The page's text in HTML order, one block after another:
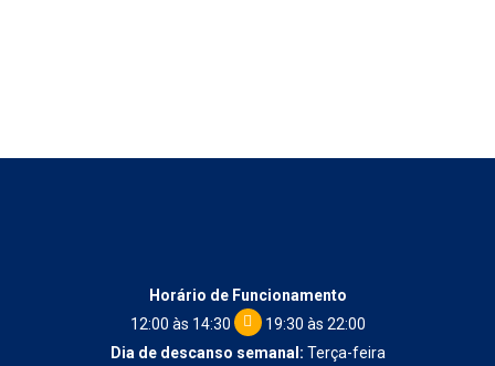
Horário de Funcionamento
12:00 às 14:30
19:30 às 22:00
Dia de descanso semanal: Terça-feira